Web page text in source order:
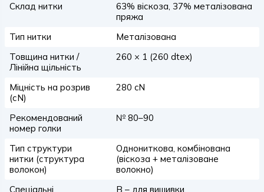
Склад нитки
63% віскоза, 37% металізована
пряжа
Тип нитки
Металізована
Товщина нитки /
Лінійна щільність
260 × 1 (260 dtex)
Міцність на розрив
(сN)
280 cN
Рекомендований
номер голки
№ 80–90
Тип структури
нитки (структура
волокон)
Однониткова, комбінована
(віскоза + металізоване
волокно)
Спеціальні
B – для вишивки